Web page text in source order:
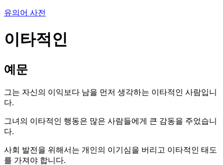
유의어 사전
이타적인
예문
그는 자신의 이익보다 남을 먼저 생각하는 이타적인 사람입니
다.
그녀의 이타적인 행동은 많은 사람들에게 큰 감동을 주었습니
다.
사회 발전을 위해서는 개인의 이기심을 버리고 이타적인 태도
를 가져야 합니다.